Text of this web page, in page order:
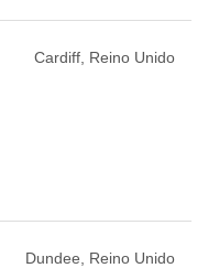
Cardiff, Reino Unido
Dundee, Reino Unido